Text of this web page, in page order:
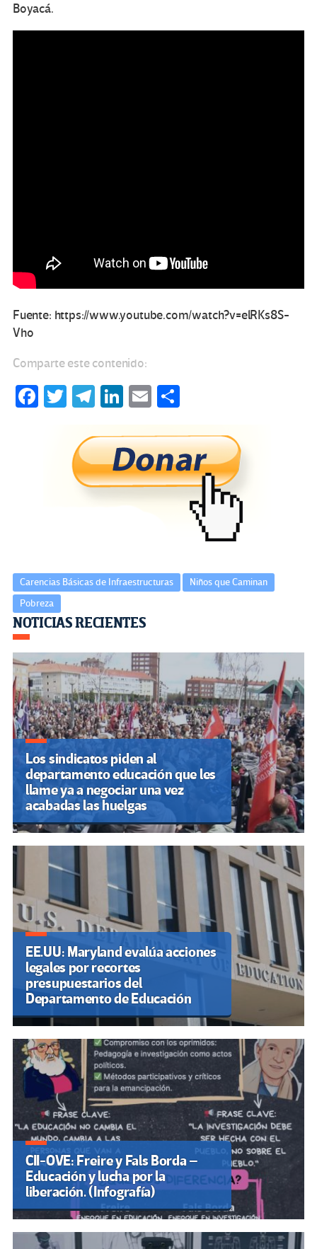
Boyacá.
Fuente: https://www.youtube.com/watch?v=elRKs8S-
Vho
Comparte este contenido:
Fa T
tt
er
Te
gr
a
m
Li
ke
dI
n
E
ail m
p
ar
tir
Carencias Básicas de Infraestructuras
Niños que Caminan
Pobreza
Navegación
de
entradas
NOTICIAS RECIENTES
Los sindicatos piden al
departamento educación que les
llame ya a negociar una vez
acabadas las huelgas
EE.UU: Maryland evalúa acciones
legales por recortes
presupuestarios del
Departamento de Educación
CII-OVE: Freire y Fals Borda –
Educación y lucha por la
liberación. (Infografía)